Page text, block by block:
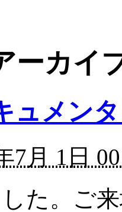
ーカイ
ュメン
7月 1日
た。ご